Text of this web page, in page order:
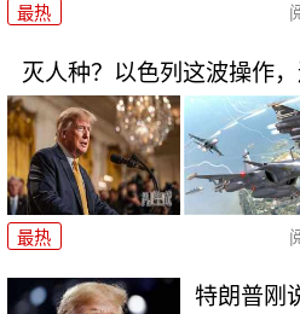
最热
灭人种？以色列这波操作
最热
特朗普刚